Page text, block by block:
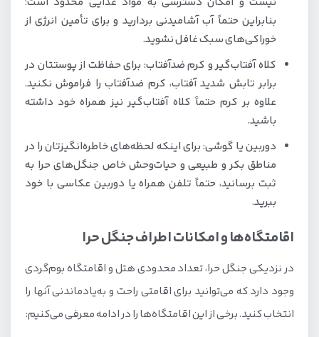
بنابراین حتماً آب آشامیدنی بردارید و برای تأمین انرژی از
خوراکی‌های سبک غافل نشوید.
کلاه آفتاب‌گیر و کرم ضدآفتاب: برای حفاظت از پوستتان در
برابر تابش شدید آفتاب، کرم ضدآفتاب را فراموش نکنید.
علاوه بر کرم حتماً کلاه آفتاب‌گیر نیز همراه خود داشته
باشید.
دوربین یا گوشی: برای اینکه لحظه‌های خاطره‌انگیزتان را در
مناطق بکر و طبیعی و حیات‌وحش خاص جنگل‌های حرا به
ثبت برسانید، حتماً تلفن همراه یا دوربین عکاسی با خود
ببرید.
اقامتگاه‌ها و امکانات اطراف جنگل حرا
در نزدیکی جنگل حرا، تعداد محدودی هتل و اقامتگاه بوم‌گردی
وجود دارد که می‌توانید برای اقامتی راحت و به‌یادماندنی آنها را
انتخاب کنید. برخی از این اقامتگاه‌ها را در ادامه معرفی می‌کنیم: